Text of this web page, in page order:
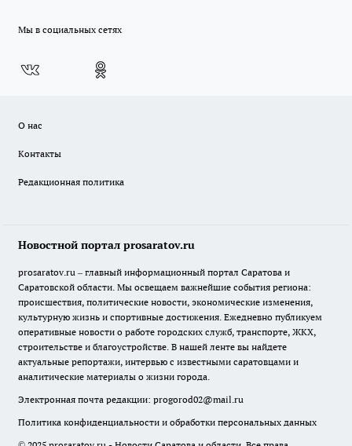
Мы в социальных сетях
О нас
Контакты
Редакционная политика
Новостной портал prosaratov.ru
prosaratov.ru – главный информационный портал Саратова и
Саратовской области. Мы освещаем важнейшие события региона:
происшествия, политические новости, экономические изменения,
культурную жизнь и спортивные достижения. Ежедневно публикуем
оперативные новости о работе городских служб, транспорте, ЖКХ,
строительстве и благоустройстве. В нашей ленте вы найдете
актуальные репортажи, интервью с известными саратовцами и
аналитические материалы о жизни города.
Электронная почта редакции: progorod02@mail.ru
Политика конфиденциальности и обработки персональных данных